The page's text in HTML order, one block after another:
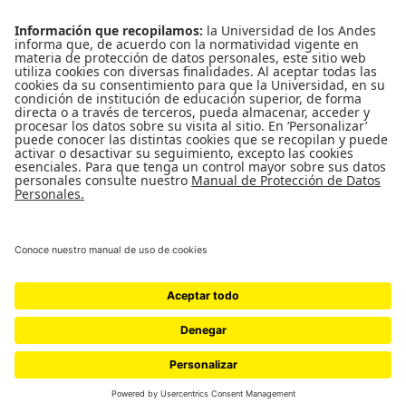
La Comisión de Acreditación de Programas de Idioma Inglés,
otorgó la acreditación a todos los programas de inglés del
Departamento de Lenguas y Cultura durante el periodo de
diciembre de...
Revista Uniandinho | Convocatória aberta para 2023-
10
Quer participar da próxima edição de 2023-10? Mande sua
contribuição até o dia 15 de março